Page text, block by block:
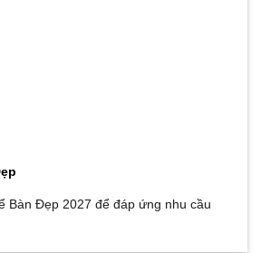
Bàn Đẹp 2027 để đáp ứng nhu cầu